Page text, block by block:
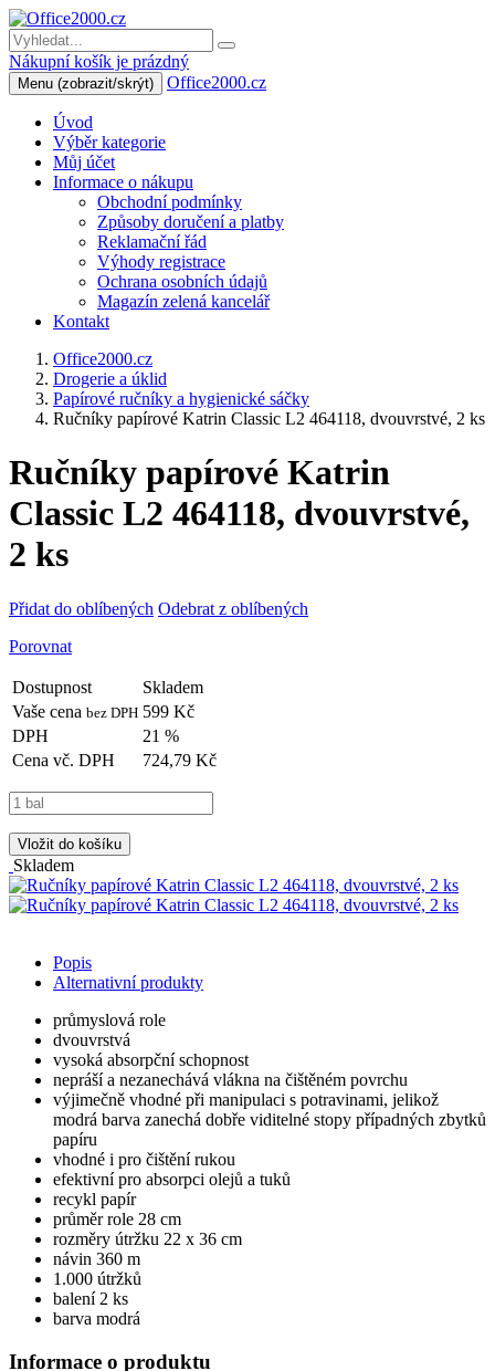
Nákupní košík je prázdný
Menu (zobrazit/skrýt) Office2000.cz
Úvod
Výběr kategorie
Můj účet
Informace o nákupu
Obchodní podmínky
Způsoby doručení a platby
Reklamační řád
Výhody registrace
Ochrana osobních údajů
Magazín zelená kancelář
Kontakt
Office2000.cz
Drogerie a úklid
Papírové ručníky a hygienické sáčky
Ručníky papírové Katrin Classic L2 464118, dvouvrstvé, 2 ks
Ručníky papírové Katrin
Classic L2 464118, dvouvrstvé,
2 ks
Přidat do oblíbených Odebrat z oblíbených
Porovnat
Dostupnost
Skladem
Vaše cena bez DPH 599 Kč
DPH
21 %
Cena vč. DPH
724,79 Kč
Vložit do košíku
Skladem
Popis
Alternativní produkty
průmyslová role
dvouvrstvá
vysoká absorpční schopnost
nepráší a nezanechává vlákna na čištěném povrchu
výjimečně vhodné při manipulaci s potravinami, jelikož
modrá barva zanechá dobře viditelné stopy případných zbytků
papíru
vhodné i pro čištění rukou
efektivní pro absorpci olejů a tuků
recykl papír
průměr role 28 cm
rozměry útržku 22 x 36 cm
návin 360 m
1.000 útržků
balení 2 ks
barva modrá
Informace o produktu